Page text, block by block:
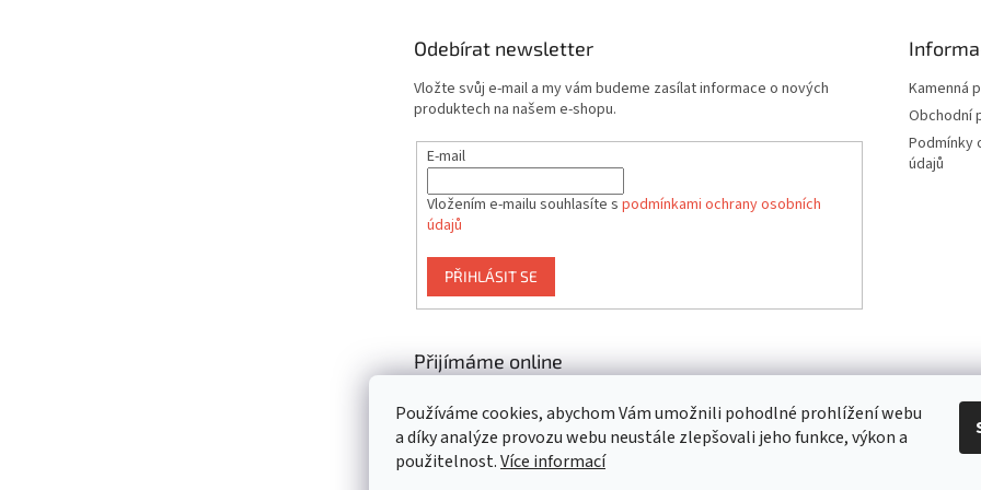
Používáme cookies, abychom Vám umožnili pohodlné prohlížení webu
a díky analýze provozu webu neustále zlepšovali jeho funkce, výkon a
použitelnost.Více informací
Odebírat newsletter
Vložte svůj e-mail a my vám budeme zasílat informace o nových
produktech na našem e-shopu.
E-mail
Vložením e-mailu souhlasíte s podmínkami ochrany osobních
údajů
PŘIHLÁSIT SE
Kamenná
Obchodní
Podmínky
údajů
Přijímáme online
platby